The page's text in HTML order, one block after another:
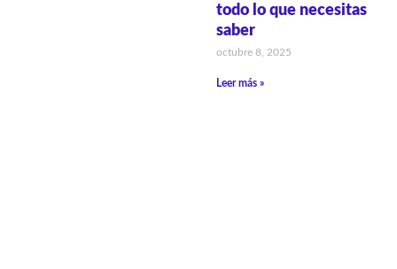
todo lo que necesitas
saber
octubre 8, 2025
Leer más »